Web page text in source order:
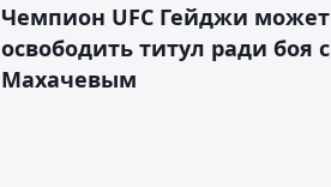
Чемпион UFC Гейджи может
освободить титул ради боя с
Махачевым